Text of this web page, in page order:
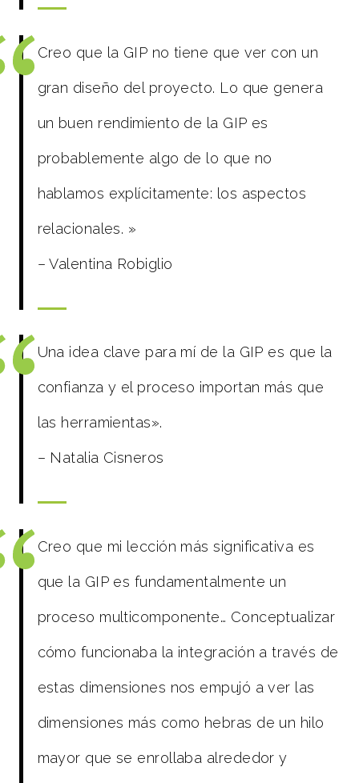
Creo que la GIP no tiene que ver con un
gran diseño del proyecto. Lo que genera
un buen rendimiento de la GIP es
probablemente algo de lo que no
hablamos explícitamente: los aspectos
relacionales. »
– Valentina Robiglio
Una idea clave para mí de la GIP es que la
confianza y el proceso importan más que
las herramientas».
– Natalia Cisneros
Creo que mi lección más significativa es
que la GIP es fundamentalmente un
proceso multicomponente… Conceptualizar
cómo funcionaba la integración a través de
estas dimensiones nos empujó a ver las
dimensiones más como hebras de un hilo
mayor que se enrollaba alrededor y